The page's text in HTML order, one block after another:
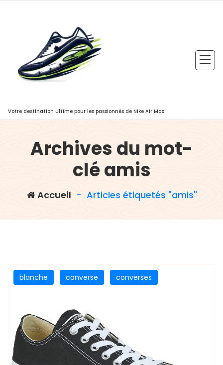
Votre destination ultime pour les passionnés de Nike Air Max.
Archives du mot-
clé amis
Accueil - Articles étiquetés "amis"
blanche converse converses